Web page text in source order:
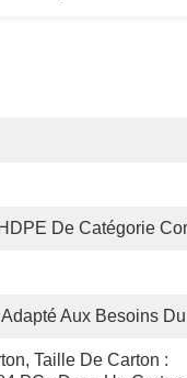
De Catégorie
Aux Besoins
Taille De Carton :